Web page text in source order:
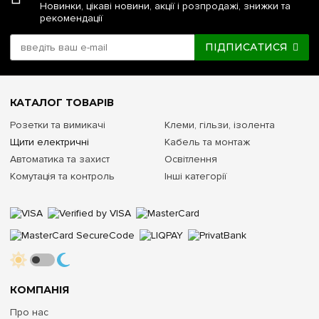
Ступінь захисту від пилу та вологи (клас IP)
приміщень)
Білий (RAL 9003)
Без дверцят / Димчасті прозорі / Непрозорі білі
В комплекті
140° (напрямок відкривання можна легко змінити ліворуч
або праворуч)
Новинки, цікаві новини, акції і розпродажі, знижки та
рекомендації
ПІДПИСАТИСЯ
КОМПАНІЯ
Про нас
КАТАЛОГ ТОВАРІВ
Розетки та вимикачі
Щити електричні
Автоматика та захист
Комутація та контроль
Клеми, гільзи, ізолента
Кабель та монтаж
Освітлення
Інші категорії